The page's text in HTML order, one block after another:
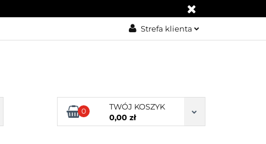
Strefa klienta
Zgody cookies
0
TWÓJ KOSZYK
0,00 zł